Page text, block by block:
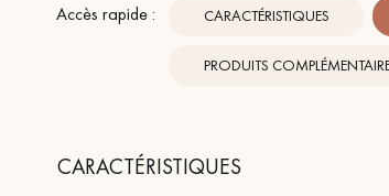
Accès rapide : CARACTÉRISTIQUES
PRODUITS
CARACTÉRISTIQUES